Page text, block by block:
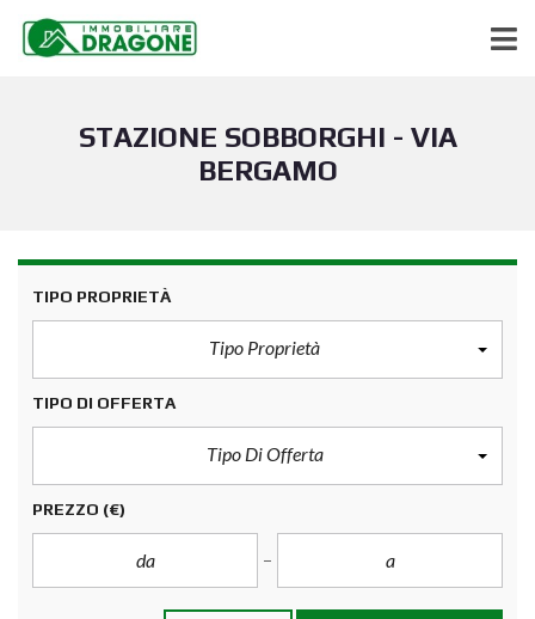
STAZIONE SOBBORGHI - VIA
BERGAMO
TIPO PROPRIETÀ
Tipo Proprietà
TIPO DI OFFERTA
Tipo Di Offerta
PREZZO (€)